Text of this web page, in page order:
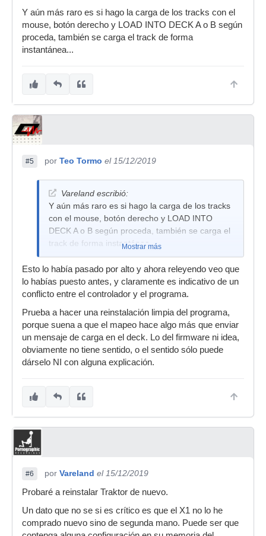
Y aún más raro es si hago la carga de los tracks con el
mouse, botón derecho y LOAD INTO DECK A o B según
proceda, también se carga el track de forma
instantánea...
#5 por Teo Tormo el 15/12/2019
Vareland escribió:
Y aún más raro es si hago la carga de los tracks
con el mouse, botón derecho y LOAD INTO
DECK A o B según proceda, también se carga el
track de forma instantánea...
Mostrar más
Esto lo había pasado por alto y ahora releyendo veo que
lo habías puesto antes, y claramente es indicativo de un
conflicto entre el controlador y el programa.
Prueba a hacer una reinstalación limpia del programa,
porque suena a que el mapeo hace algo más que enviar
un mensaje de carga en el deck. Lo del firmware ni idea,
obviamente no tiene sentido, o el sentido sólo puede
dárselo NI con alguna explicación.
#6 por Vareland el 15/12/2019
Probaré a reinstalar Traktor de nuevo.
Un dato que no se si es crítico es que el X1 no lo he
comprado nuevo sino de segunda mano. Puede ser que